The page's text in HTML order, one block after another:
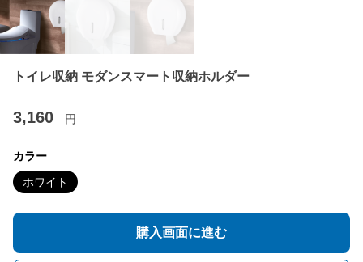
トイレ収納 モダンスマート収納ホルダー
3,160 円
カラー
ホワイト
購入画面に進む